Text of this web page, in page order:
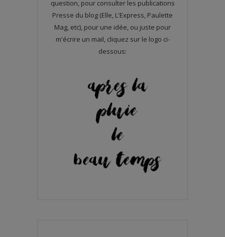
question, pour consulter les publications
Presse du blog (Elle, L'Express, Paulette
Mag, etc), pour une idée, ou juste pour
m'écrire un mail, cliquez sur le logo ci-
dessous: